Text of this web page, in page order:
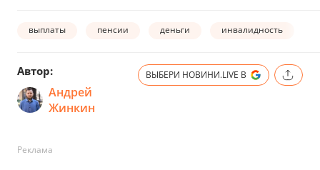
выплаты пенсии деньги инвалидность
Автор:
Андрей
Жинкин
ВЫБЕРИ НОВИНИ.LIVE В
Реклама